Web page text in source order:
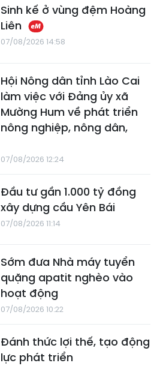
Sinh kế ở vùng đệm Hoàng
Liên
07/08/2026 14:58
Hội Nông dân tỉnh Lào Cai
làm việc với Đảng ủy xã
Mường Hum về phát triển
nông nghiệp, nông dân,
07/08/2026 12:24
Đầu tư gần 1.000 tỷ đồng
xây dựng cầu Yên Bái
07/08/2026 11:14
Sớm đưa Nhà máy tuyển
quặng apatit nghèo vào
hoạt động
07/08/2026 10:22
Đánh thức lợi thế, tạo động
lực phát triển